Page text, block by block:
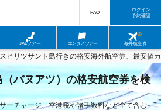
JALツアー エンタメツアー 海外航空券
FAQ
ログイン
予約確認
ピリツサント島行きの格安海外航空券、最安値
バヌアツ）の格安航空券を検
ーチャージ、空港税や諸手数料など全て含む